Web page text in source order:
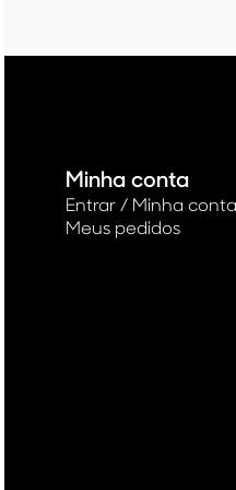
Minha conta
Entrar / Minha conta
Meus pedidos